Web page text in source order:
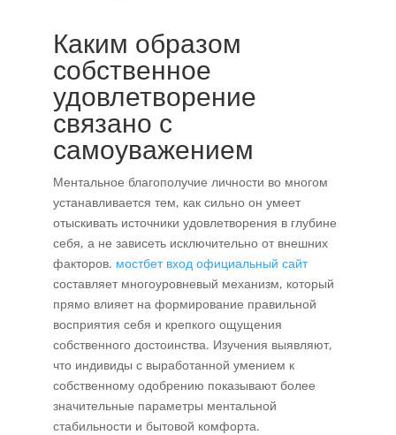
Каким образом
собственное
удовлетворение
связано с
самоуважением
Ментальное благополучие личности во многом
устанавливается тем, как сильно он умеет
отыскивать источники удовлетворения в глубине
себя, а не зависеть исключительно от внешних
факторов. мостбет вход официальный сайт
составляет многоуровневый механизм, который
прямо влияет на формирование правильной
восприятия себя и крепкого ощущения
собственного достоинства. Изучения выявляют,
что индивиды с выработанной умением к
собственному одобрению показывают более
значительные параметры ментальной
стабильности и бытовой комфорта.